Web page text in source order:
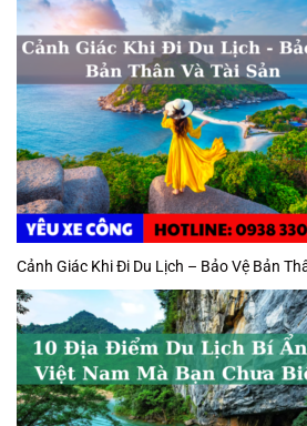
Cảnh Giác Khi Đi Du Lịch – Bảo Vệ Bản